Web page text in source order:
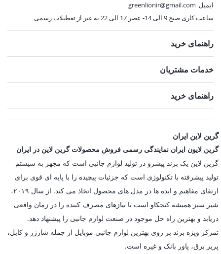
ایمیل greenlionir@gmail.com
ساعت کاری صبح 9 الی 14- عصر 17 الی 22 به غیر از تعطیلات رسمی
راهنمای خرید
خدمات مشتریان
راهنمای خرید
گرین لاین ایران
گرین لایون ایران نمایندگی رسمی فروش محصولات گرین لاین در ایران
گرین لاین یک برند پیشرو در تولید لوازم جانبی است که مجهز به سیستم
تولید پیشرفته با تکنولوژی است که جزئیات پیچیده را با پایه ای قوی برای
ارتقای مفاهیم و ایده ها در مدل های محصول اتخاذ می کند. از سال ۲۰۱۹،
شیر سبز همیشه کنجکاو است تا نیازهای مصرف کننده را در زمان واقعی
دریابد و بهترین راه حل موجود در صنعت لوازم جانبی را پیشنهاد دهد.
تمرکز ویژه برند بر روی بهترین لوازم جانبی موبایل از جمله شارژر و کابل،
پریز برق، پاور بانک و غیره است.